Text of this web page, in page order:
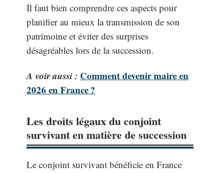
Il faut bien comprendre ces aspects pour
planifier au mieux la transmission de son
patrimoine et éviter des surprises
désagréables lors de la succession.
A voir aussi : Comment devenir maire en
2026 en France ?
Les droits légaux du conjoint
survivant en matière de succession
Le conjoint survivant bénéficie en France